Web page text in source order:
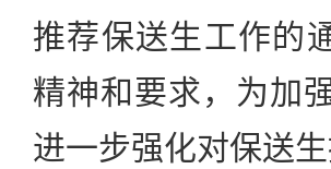
推荐保送生工作的
精神和要求，为加
进一步强化对保送